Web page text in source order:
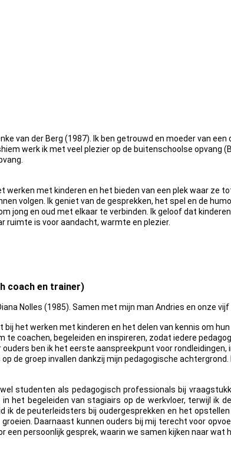
van der Berg (1987). Ik ben getrouwd en moeder van
werk ik met veel plezier op de buitenschoolse opvang
werken met kinderen en het bieden van een plek waar ze
volgen. Ik geniet van de gesprekken, het spel en de
jong en oud met elkaar te verbinden. Ik geloof dat
ruimte is voor aandacht, warmte en plezier.
coach en trainer)
Nolles (1985). Samen met mijn man Andries en onze
bij het werken met kinderen en het delen van kennis om
te coachen, begeleiden en inspireren, zodat iedere
ouders ben ik het eerste aanspreekpunt voor
de groep invallen dankzij mijn pedagogische
studenten als pedagogisch professionals bij
het begeleiden van stagiairs op de werkvloer, terwijl ik
ik de peuterleidsters bij oudergesprekken en het
Daarnaast kunnen ouders bij mij terecht voor
een persoonlijk gesprek, waarin we samen kijken naar